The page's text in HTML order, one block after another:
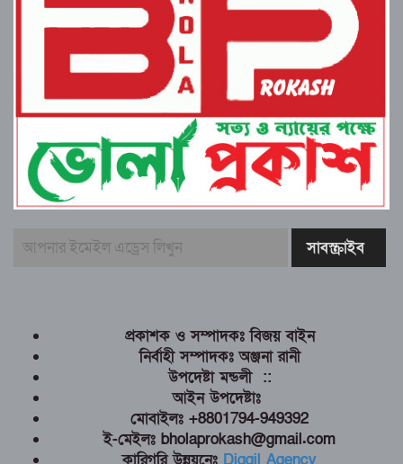
প্রকাশক ও সম্পাদকঃ বিজয় বাইন
নির্বাহী সম্পাদকঃ অঞ্জনা রানী
উপদেষ্টা মন্ডলী ::
আইন উপদেষ্টাঃ
মোবাইলঃ +8801794-949392
ই-মেইলঃ bholaprokash@gmail.com